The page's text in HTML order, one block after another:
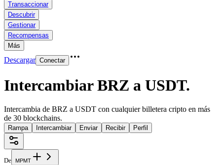
Transaccionar
Descubrir
Gestionar
Recompensas
Más
Descargar Conectar
Intercambiar BRZ a USDT.
Intercambia de BRZ a USDT con cualquier billetera cripto en más
de 30 blockchains.
Rampa Intercambiar Enviar Recibir Perfil
De MPMT